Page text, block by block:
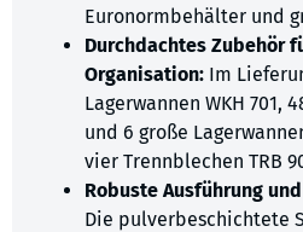
Euronormbehälter und
Durchdachtes Zubehör
Organisation: Im
Lagerwannen WKH 701,
und 6 große
vier Trennblechen TRB
Robuste Ausführung
Die pulverbeschichtete